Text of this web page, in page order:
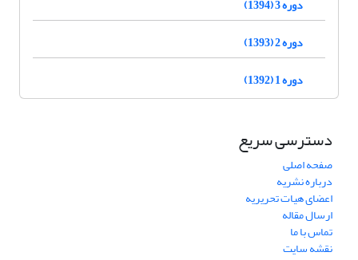
دوره 3 (1394)
دوره 2 (1393)
دوره 1 (1392)
دسترسی سریع
صفحه اصلی
درباره نشریه
اعضای هیات تحریریه
ارسال مقاله
تماس با ما
نقشه سایت